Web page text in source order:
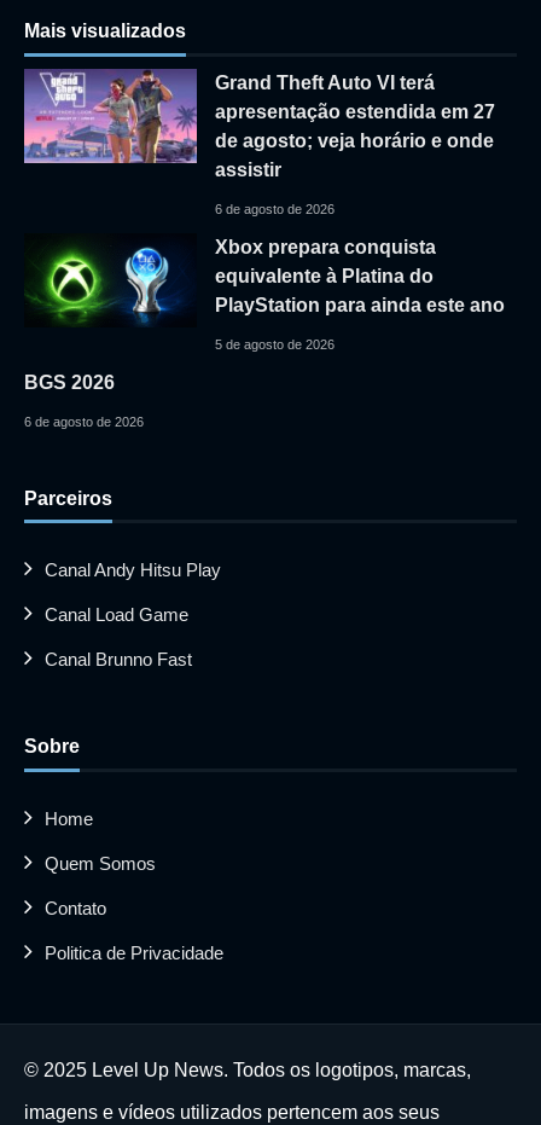
Mais visualizados
Grand Theft Auto VI terá
apresentação estendida em 27
de agosto; veja horário e onde
assistir
6 de agosto de 2026
Xbox prepara conquista
equivalente à Platina do
PlayStation para ainda este ano
5 de agosto de 2026
BGS 2026
6 de agosto de 2026
Parceiros
Canal Andy Hitsu Play
Canal Load Game
Canal Brunno Fast
Sobre
Home
Quem Somos
Contato
Politica de Privacidade
© 2025 Level Up News. Todos os logotipos, marcas,
imagens e vídeos utilizados pertencem aos seus